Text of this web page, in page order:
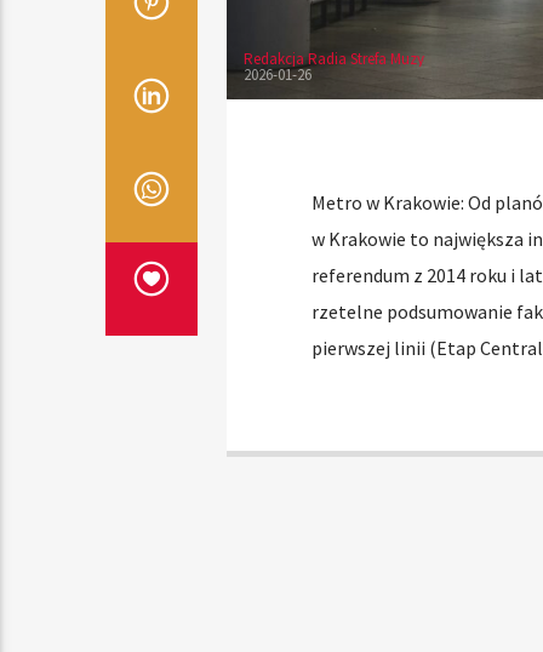
Redakcja Radia Strefa Muzy
2026-01-26
Metro w Krakowie: Od
w Krakowie to największa
referendum z 2014 roku i
rzetelne podsumowanie
pierwszej linii (Etap